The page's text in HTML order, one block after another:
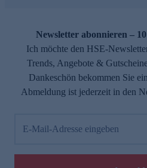
Newsletter abonnieren –
Ich möchte den HSE-
Trends, Angebote &
Dankeschön bekommen Sie
Abmeldung ist jederzeit in den
E-Mail-Adresse eingeben